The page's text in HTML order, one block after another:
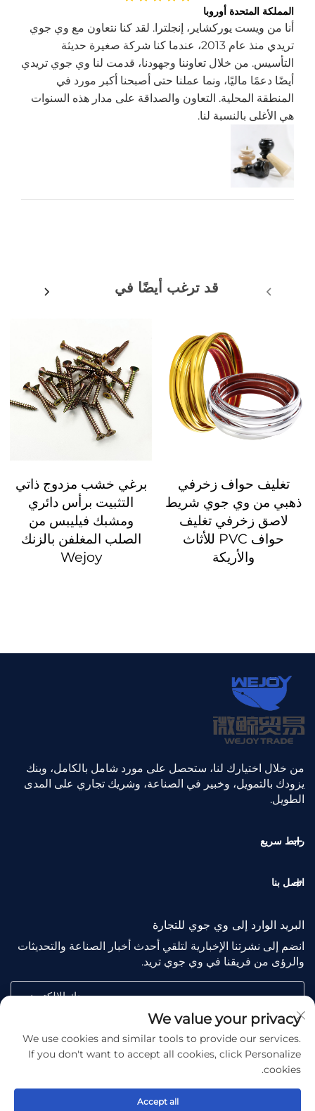
المملكة المتحدة أوروبا
أنا من ويست يوركشاير، إنجلترا. لقد كنا نتعاون مع وي جوي
تريدي منذ عام 2013، عندما كنا شركة صغيرة حديثة
التأسيس. من خلال تعاوننا وجهودنا، قدمت لنا وي جوي تريدي
أيضًا دعمًا ماليًا، ونما عملنا حتى أصبحنا أكبر مورد في
المنطقة المحلية. التعاون والصداقة على مدار هذه السنوات
هي الأغلى بالنسبة لنا.
قد ترغب أيضًا في
تغليف حواف زخرفي
ذهبي من وي جوي شريط
لاصق زخرفي تغليف
حواف PVC للأثاث
والأريكة
برغي خشب مزدوج ذاتي
التثبيت برأس دائري
ومشبك فيليبس من
الصلب المغلفن بالزنك
Wejoy
من خلال اختيارك لنا، ستحصل على مورد شامل بالكامل، وبنك
يزودك بالتمويل، وخبير في الصناعة، وشريك تجاري على المدى
الطويل.
رابط سريع
اتصل بنا
البريد الوارد إلى وي جوي للتجارة
انضم إلى نشرتنا الإخبارية لتلقي أحدث أخبار الصناعة والتحديثات
والرؤى من فريقنا في وي جوي تريد.
بريدك الإلكتروني
Subscribe
We value your privacy
We use cookies and similar tools to provide our services.
If you don't want to accept all cookies, click Personalize
cookies.
Accept all